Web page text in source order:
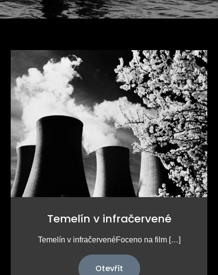
Temelín v infračervené
Temelín v infračervenéFoceno na film […]
Otevřít